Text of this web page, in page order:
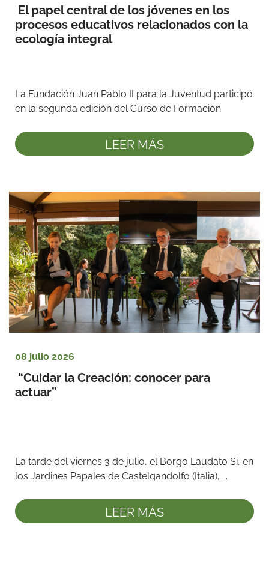
El papel central de los jóvenes en los
procesos educativos relacionados con la
ecología integral
La Fundación Juan Pablo II para la Juventud participó
en la segunda edición del Curso de Formación
LEER MÁS
08 julio 2026
“Cuidar la Creación: conocer para
actuar”
La tarde del viernes 3 de julio, el Borgo Laudato Si’, en
los Jardines Papales de Castelgandolfo (Italia), ...
LEER MÁS